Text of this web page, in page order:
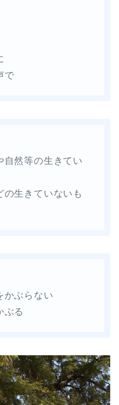
で
自然等の生きてい
の生きていないも
かぶらない
ぶる